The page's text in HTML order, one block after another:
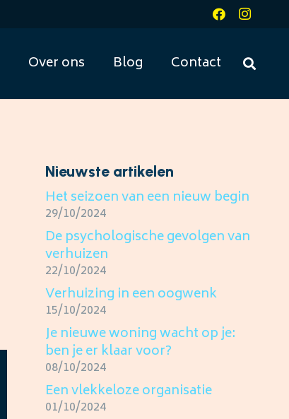
Over ons Blog Contact
Nieuwste artikelen
Het seizoen van een nieuw begin
29/10/2024
De psychologische gevolgen van
verhuizen
22/10/2024
Verhuizing in een oogwenk
15/10/2024
Je nieuwe woning wacht op je:
ben je er klaar voor?
08/10/2024
Een vlekkeloze organisatie
01/10/2024